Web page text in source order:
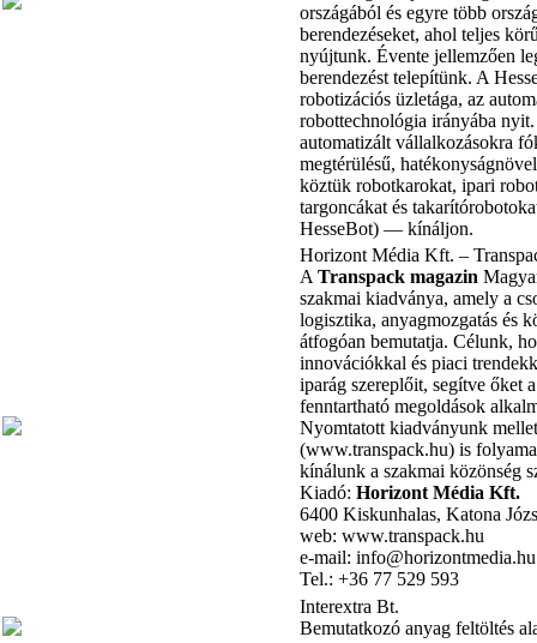
országából és egyre több
berendezéseket, ahol teljes
nyújtunk. Évente jellemzően
berendezést telepítünk. A
robotizációs üzletága, az
robottechnológia irányába
automatizált vállalkozásokra
megtérülésű,
köztük robotkarokat, ipari
targoncákat és
HesseBot) — kínáljon.
Horizont Média Kft. –
ATranspack magazin
szakmai kiadványa, amely a
logisztika, anyagmozgatás és
átfogóan bemutatja. Célunk,
innovációkkal és piaci
iparág szereplőit, segítve őket
fenntartható megoldások
Nyomtatott kiadványunk
(www.transpack.hu) is
kínálunk a szakmai közönség
Kiadó:Horizont Média Kft.
6400 Kiskunhalas, Katona
web: www.transpack.hu
e-mail: info@horizontmedia.hu
Tel.: +36 77 529 593
Interextra Bt.
Bemutatkozó anyag feltöltés